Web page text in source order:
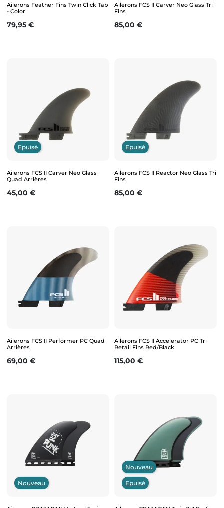
Ailerons Feather Fins Twin Click Tab
- Color
Prix
79,95 €
Ailerons FCS II Carver Neo Glass Tri
Fins
Prix
85,00 €
Epuisé
Ailerons FCS II Carver Neo Glass
Quad Arrières
Prix
45,00 €
Epuisé
Ailerons FCS II Reactor Neo Glass Tri
Fins
Prix
85,00 €
Ailerons FCS II Performer PC Quad
Arrières
Prix
69,00 €
Ailerons FCS II Accelerator PC Tri
Retail Fins Red/Black
Prix
115,00 €
Nouveau
Nouveau
Epuisé